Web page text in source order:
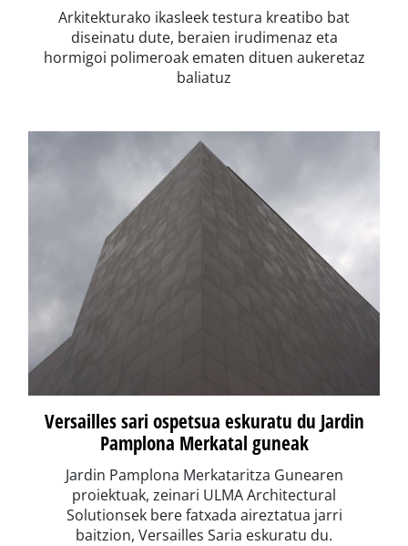
Arkitekturako ikasleek testura kreatibo bat
diseinatu dute, beraien irudimenaz eta
hormigoi polimeroak ematen dituen aukeretaz
baliatuz
Versailles sari ospetsua eskuratu du Jardin
Pamplona Merkatal guneak
Jardin Pamplona Merkataritza Gunearen
proiektuak, zeinari ULMA Architectural
Solutionsek bere fatxada aireztatua jarri
baitzion, Versailles Saria eskuratu du.